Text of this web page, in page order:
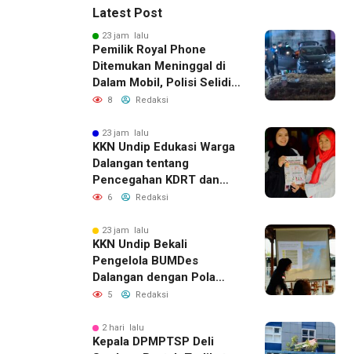
Latest Post
23 jam lalu
Pemilik Royal Phone
Ditemukan Meninggal di
Dalam Mobil, Polisi Selidiki
Dugaan Keterkaitan
8 Redaksi
23 jam lalu
KKN Undip Edukasi Warga
Dalangan tentang
Pencegahan KDRT dan
Komunikasi Keluarga
6 Redaksi
23 jam lalu
KKN Undip Bekali
Pengelola BUMDes
Dalangan dengan Pola
Pikir Inovatif
5 Redaksi
2 hari lalu
Kepala DPMPTSP Deli